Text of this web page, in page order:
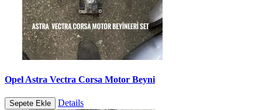
Opel Astra Vectra Corsa Motor Beyni
Sepete Ekle Details